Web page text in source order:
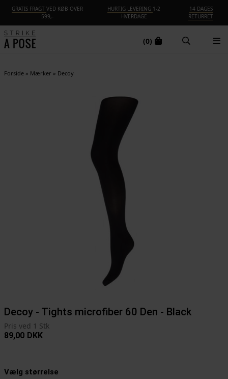
GRATIS FRAGT VED KØB OVER
599,-
HURTIG LEVERING 1-2
HVERDAGE
14 DAGES
RETURRET
(0)
Forside» Mærker » Decoy
Decoy - Tights microfiber 60 Den - Black
Pris ved 1 Stk
89,00 DKK
Vælg størrelse